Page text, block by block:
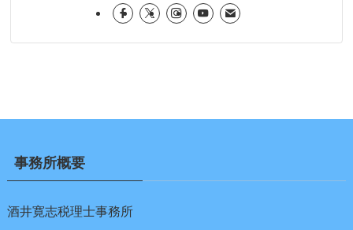
事務所概要
酒井寛志税理士事務所